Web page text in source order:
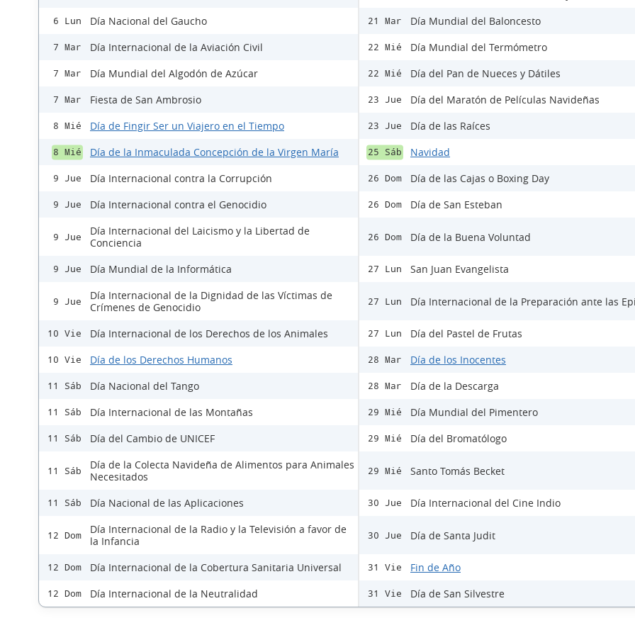
6 Lun Día Nacional del Gaucho
7 Mar Día Internacional de la Aviación Civil
7 Mar Día Mundial del Algodón de Azúcar
7 Mar Fiesta de San Ambrosio
8 Mié Día de Fingir Ser un Viajero en el Tiempo
8 Mié Día de la Inmaculada Concepción de la Virgen María
9 Jue Día Internacional contra la Corrupción
9 Jue Día Internacional contra el Genocidio
9 Jue
Día Internacional del Laicismo y la Libertad de
Conciencia
9 Jue Día Mundial de la Informática
9 Jue
Día Internacional de la Dignidad de las Víctimas de
Crímenes de Genocidio
10 Vie Día Internacional de los Derechos de los Animales
10 Vie Día de los Derechos Humanos
11 Sáb Día Nacional del Tango
11 Sáb Día Internacional de las Montañas
11 Sáb Día del Cambio de UNICEF
11 Sáb
Día de la Colecta Navideña de Alimentos para Animales
Necesitados
11 Sáb Día Nacional de las Aplicaciones
12 Dom
Día Internacional de la Radio y la Televisión a favor de
la Infancia
12 Dom Día Internacional de la Cobertura Sanitaria Universal
12 Dom Día Internacional de la Neutralidad
21 Mar Día Mundial del Baloncesto
22 Mié Día Mundial del Termómetro
22 Mié Día del Pan de Nueces y Dátiles
23 Jue Día del Maratón de Películas Navideñas
23 Jue Día de las Raíces
25 Sáb Navidad
26 Dom Día de las Cajas o Boxing Day
26 Dom Día de San Esteban
26 Dom Día de la Buena Voluntad
27 Lun San Juan Evangelista
27 Lun Día Internacional de la Preparación ante las
27 Lun Día del Pastel de Frutas
28 Mar Día de los Inocentes
28 Mar Día de la Descarga
29 Mié Día Mundial del Pimentero
29 Mié Día del Bromatólogo
29 Mié Santo Tomás Becket
30 Jue Día Internacional del Cine Indio
30 Jue Día de Santa Judit
31 Vie Fin de Año
31 Vie Día de San Silvestre